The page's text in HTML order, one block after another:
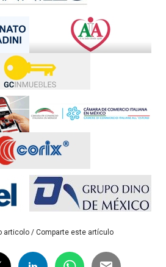
articolo / Comparte este artículo